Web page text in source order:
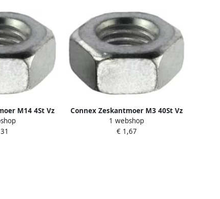
M14 4St Vz
Connex Zeskantmoer M3 40St Vz
KY4220003
1 webshop
€ 1,67